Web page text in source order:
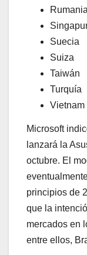
Rumania
Suecia
Suiza
Taiwán
Turquía
Vietnam
Microsoft
lanzará la
octubre. El
principios de
que la
mercados en
entre ellos,